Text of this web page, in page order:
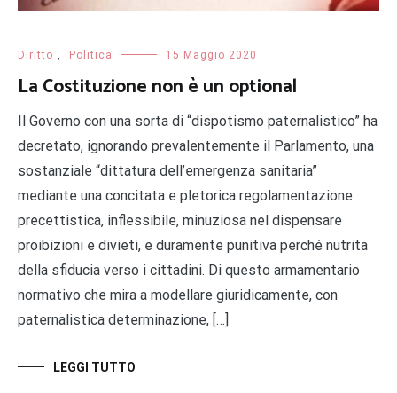
Diritto , Politica 15 Maggio 2020
La Costituzione non è un optional
Il Governo con una sorta di “dispotismo paternalistico” ha
decretato, ignorando prevalentemente il Parlamento, una
sostanziale “dittatura dell’emergenza sanitaria”
mediante una concitata e pletorica regolamentazione
precettistica, inflessibile, minuziosa nel dispensare
proibizioni e divieti, e duramente punitiva perché nutrita
della sfiducia verso i cittadini. Di questo armamentario
normativo che mira a modellare giuridicamente, con
paternalistica determinazione, […]
LEGGI TUTTO